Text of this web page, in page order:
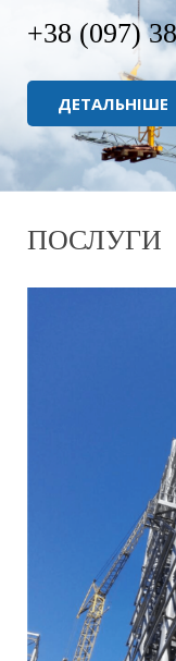
Контакти
+38 (097)
ДЕТАЛЬНІШЕ
ПОСЛУГИ